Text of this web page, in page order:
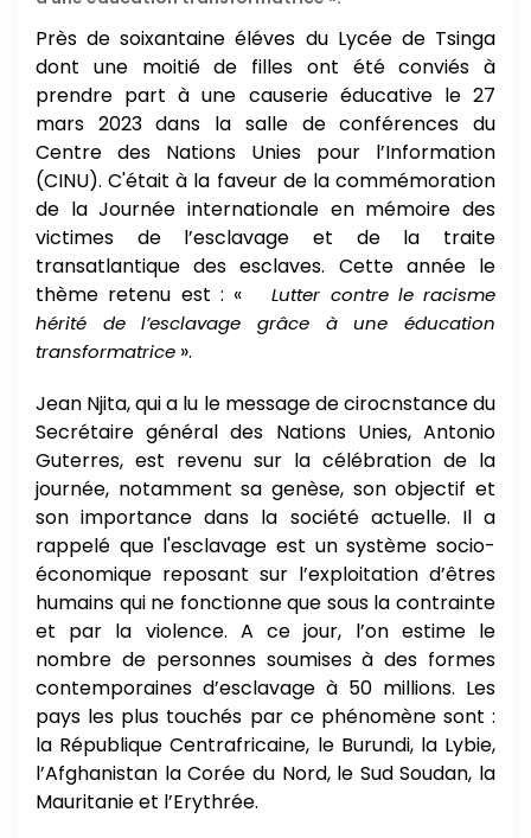
Près de soixantaine éléves du Lycée de Tsinga
dont une moitié de filles ont été conviés à
prendre part à une causerie éducative le 27
mars 2023 dans la salle de conférences du
Centre des Nations Unies pour l’Information
(CINU). C'était à la faveur de la commémoration
de la Journée internationale en mémoire des
victimes de l’esclavage et de la traite
transatlantique des esclaves. Cette année le
thème retenu est : «
Lutter contre le racisme
hérité de l’esclavage grâce à une éducation
transformatrice ».
Jean Njita, qui a lu le message de cirocnstance du
Secrétaire général des Nations Unies, Antonio
Guterres, est revenu sur la célébration de la
journée, notamment sa genèse, son objectif et
son importance dans la société actuelle. Il a
rappelé que l'esclavage est un système socio-
économique reposant sur l’exploitation d’êtres
humains qui ne fonctionne que sous la contrainte
et par la violence. A ce jour, l’on estime le
nombre de personnes soumises à des formes
contemporaines d’esclavage à 50 millions. Les
pays les plus touchés par ce phénomène sont :
la République Centrafricaine, le Burundi, la Lybie,
l’Afghanistan la Corée du Nord, le Sud Soudan, la
Mauritanie et l’Erythrée.